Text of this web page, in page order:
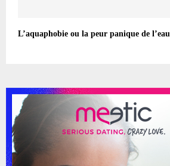
L’aquaphobie ou la peur panique de l’eau